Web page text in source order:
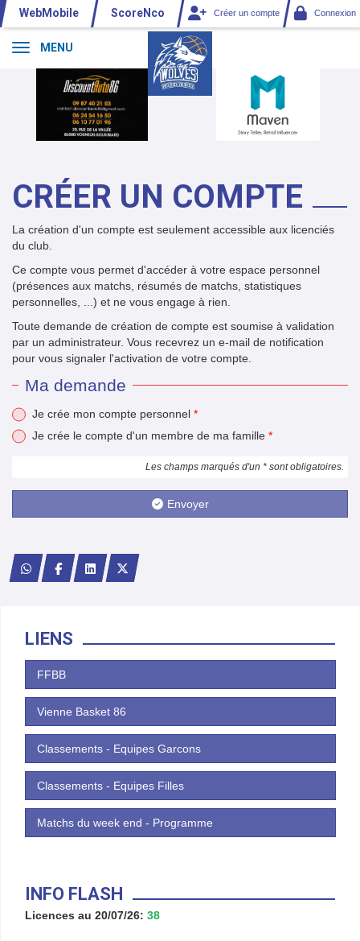
WebMobile ScoreNco Créer un compte Connexion
MENU
CRÉER UN COMPTE
La création d'un compte est seulement accessible aux licenciés
du club.
Ce compte vous permet d'accéder à votre espace personnel
(présences aux matchs, résumés de matchs, statistiques
personnelles, ...) et ne vous engage à rien.
Toute demande de création de compte est soumise à validation
par un administrateur. Vous recevrez un e-mail de notification
pour vous signaler l'activation de votre compte.
Ma demande
Je crée mon compte personnel *
Je crée le compte d'un membre de ma famille *
Les champs marqués d'un * sont obligatoires.
Envoyer
LIENS
FFBB
Vienne Basket 86
Classements - Equipes Garcons
Classements - Equipes Filles
Matchs du week end - Programme
INFO FLASH
Licences au 20/07/26: 38
Panneau de gestion des cookies